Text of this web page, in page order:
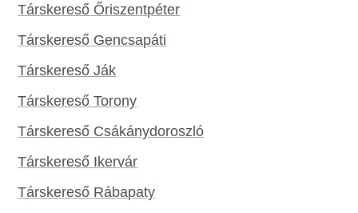
Társkereső Őriszentpéter
Társkereső Gencsapáti
Társkereső Ják
Társkereső Torony
Társkereső Csákánydoroszló
Társkereső Ikervár
Társkereső Rábapaty